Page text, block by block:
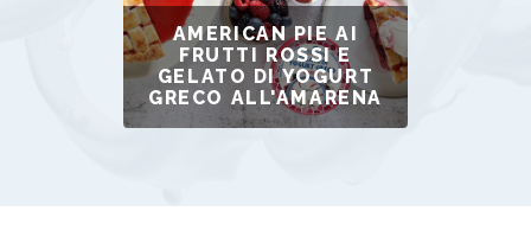
AMERICAN PIE AI
FRUTTI ROSSI E
GELATO DI YOGURT
GRECO ALL'AMARENA